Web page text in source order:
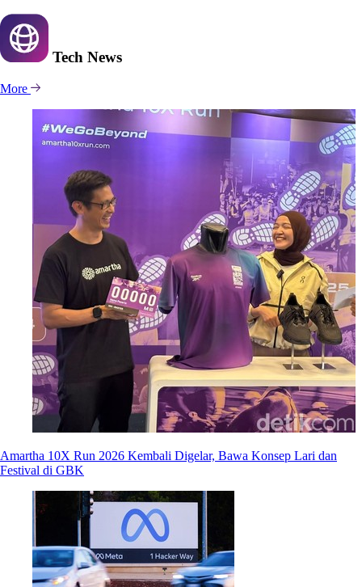
Tech News
More
Amartha 10X Run 2026 Kembali Digelar, Bawa Konsep Lari dan
Festival di GBK